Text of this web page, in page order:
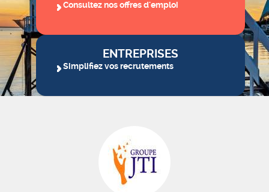
Consultez nos offres d'emploi
ENTREPRISES
Simplifiez vos recrutements